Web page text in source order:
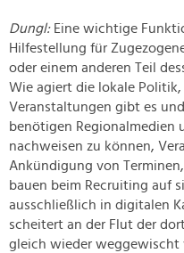
Dungl:Eine wichtige
Hilfestellung für
oder einem anderen Teil
Wie agiert die lokale
Veranstaltungen gibt es
benötigen Regionalmedien
nachweisen zu können,
Ankündigung von
bauen beim Recruiting auf
ausschließlich in digitalen
scheitert an der Flut der
gleich wieder weggewischt